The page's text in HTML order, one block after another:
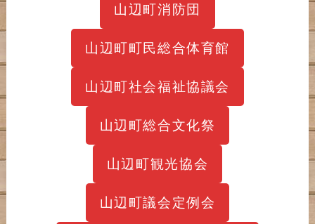
山辺町消防団
山辺町町民総合体育館
山辺町社会福祉協議会
山辺町総合文化祭
山辺町観光協会
山辺町議会定例会